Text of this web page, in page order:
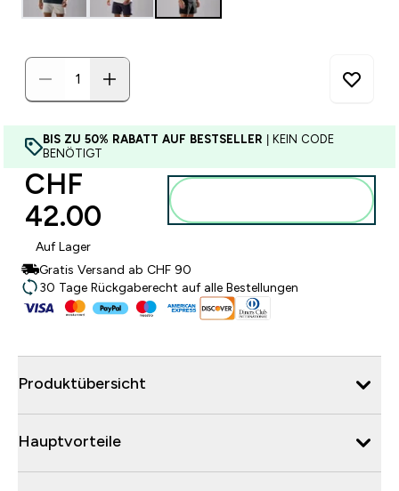
BIS ZU 50% RABATT AUF BESTSELLER | KEIN CODE
BENÖTIGT
CHF
42.00‎
Auf Lager
Gratis Versand ab CHF 90
30 Tage Rückgaberecht auf alle Bestellungen
Produktübersicht
Hauptvorteile